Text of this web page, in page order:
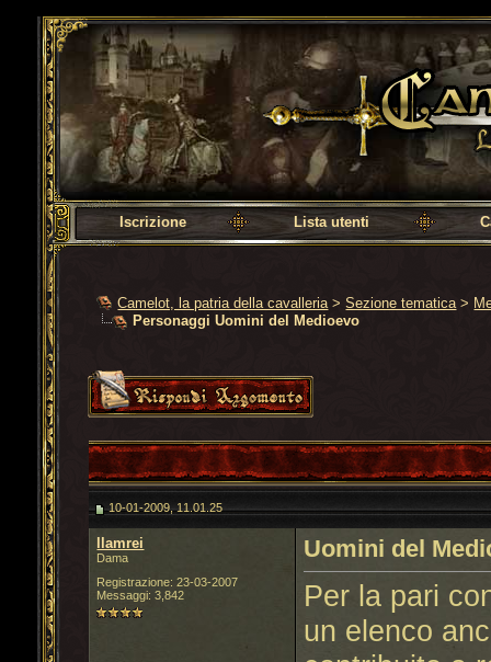
Camelot, la patria della cavalleria
Iscrizione Lista utenti
Camelot, la patria della cavalleria >Sezione tematica >
Personaggi Uomini del Medioevo
10-01-2009, 11.01.25
llamrei
Dama
Registrazione: 23-03-2007
Messaggi: 3,842
Uomini del
Per la pari
un elenco